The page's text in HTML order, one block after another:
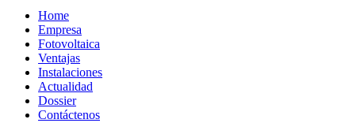
Home
Empresa
Fotovoltaica
Ventajas
Instalaciones
Actualidad
Dossier
Contáctenos